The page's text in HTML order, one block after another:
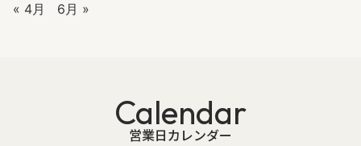
« 4月 6月 »
Calendar
営業日カレンダー